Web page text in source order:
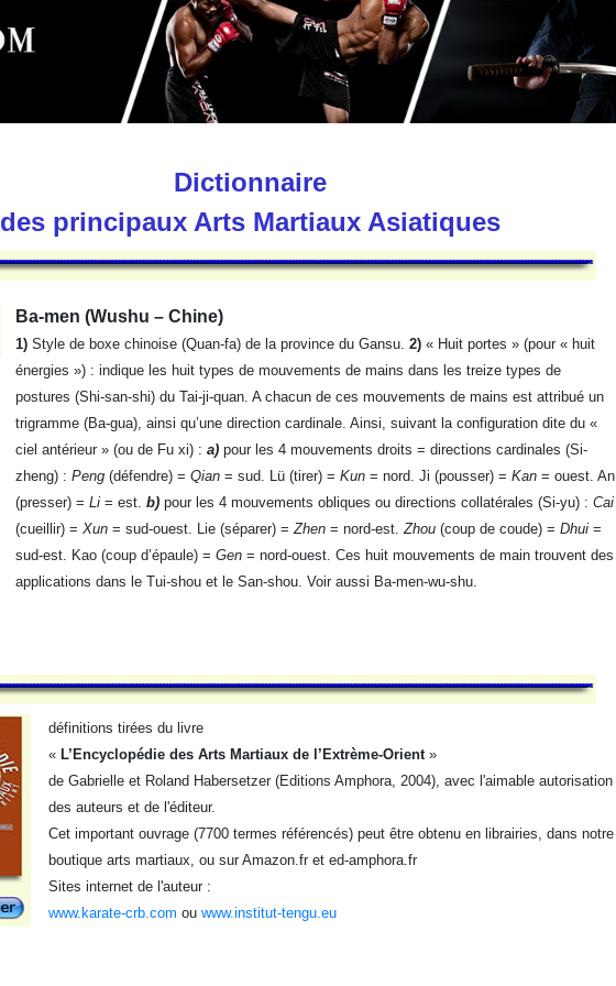
Dictionnaire
des principaux Arts Martiaux Asiatiques
Ba-men (Wushu – Chine)
1) Style de boxe chinoise (Quan-fa) de la province du Gansu. 2) « Huit portes » (pour « huit
énergies ») : indique les huit types de mouvements de mains dans les treize types de
postures (Shi-san-shi) du Tai-ji-quan. A chacun de ces mouvements de mains est attribué un
trigramme (Ba-gua), ainsi qu’une direction cardinale. Ainsi, suivant la configuration dite du «
ciel antérieur » (ou de Fu xi) : a) pour les 4 mouvements droits = directions cardinales (Si-
zheng) : Peng (défendre) = Qian = sud. Lü (tirer) = Kun = nord. Ji (pousser) = Kan = ouest. An
(presser) = Li = est. b) pour les 4 mouvements obliques ou directions collatérales (Si-yu) : Cai
(cueillir) = Xun = sud-ouest. Lie (séparer) =Zhen = nord-est.Zhou (coup de coude) = Dhui =
sud-est. Kao (coup d’épaule) = Gen = nord-ouest. Ces huit mouvements de main trouvent des
applications dans le Tui-shou et le San-shou. Voir aussi Ba-men-wu-shu.
définitions tirées du livre
« L’Encyclopédie des Arts Martiaux de l’Extrème-Orient»
de Gabrielle et Roland Habersetzer (Editions Amphora, 2004), avec l'aimable autorisation
des auteurs et de l'éditeur.
Cet important ouvrage (7700 termes référencés) peut être obtenu en librairies, dans notre
boutique arts martiaux, ou sur Amazon.fr et ed-amphora.fr
Sites internet de l'auteur :
www.karate-crb.com ou www.institut-tengu.eu